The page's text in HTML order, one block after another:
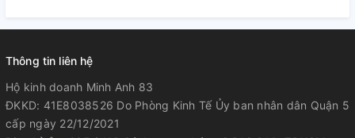
Thông tin liên hệ
Hộ kinh doanh Minh Anh 83
ĐKKD: 41E8038526 Do Phòng Kinh Tế Ủy ban nhân dân Quận 5
cấp ngày 22/12/2021